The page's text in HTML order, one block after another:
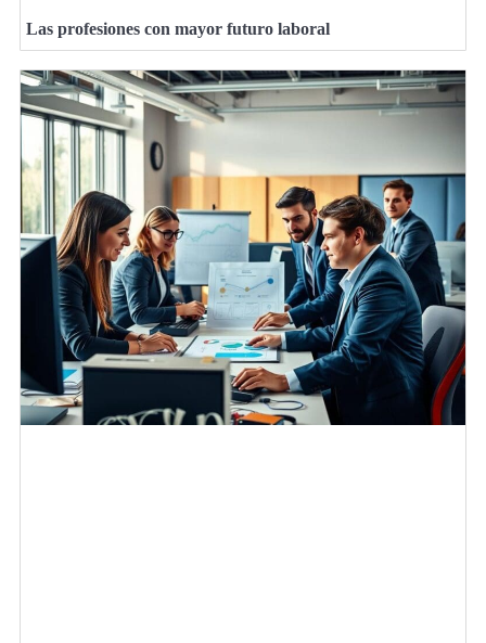
Las profesiones con mayor futuro laboral